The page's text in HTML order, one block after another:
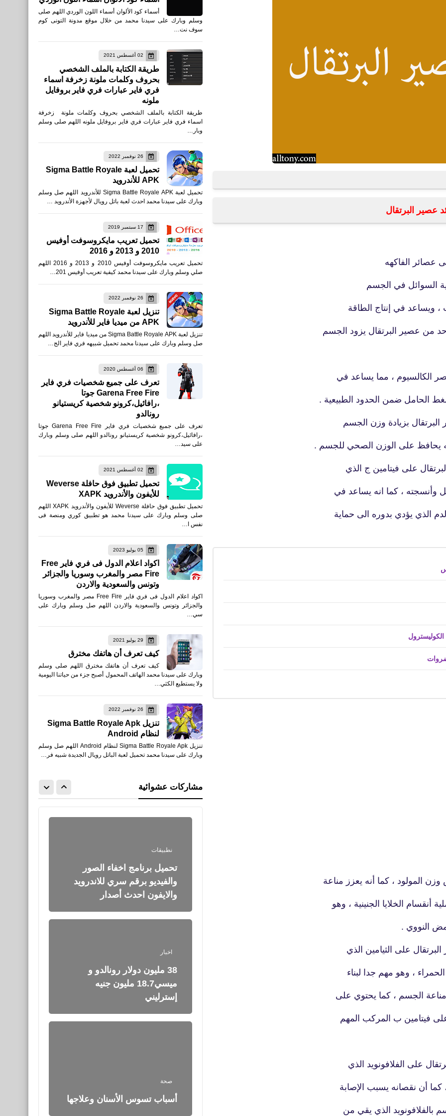
عصير البرتقال
عصائر الفاكهه
السوائل في الجسم
ويساعد في إنتاج الطاقة
عصير البرتقال يزود الجسم
الكالسيوم ، مما يساعد في
الحامل ضمن الحدود الطبيعية .
بزيادة وزن الجسم
يحافظ على الوزن الصحي للجسم .
على فيتامين ج الذي
وأنسجته ، كما انه يساعد في
الذي يؤدي بدوره الى حماية
المولود ، كما أنه يعزز مناعة
الخلايا الجنينية ، وهو
النووي .
على الثيامين الذي
، وهو مهم جدا لبناء
مناعة الجسم ، كما يحتوي على
على فيتامين ب المركب المهم
على الفلافونويد الذي
أن نقصانه يسبب الإصابة
بالفلافونويد الذي يقي من
أسماء كود الألوان أسماء اللون الوردي اللهم صلى
وسلم وبارك على سيدنا محمد من خلال موقع مدونة التونى كوم
سوف نت…
02 أغسطس 2021
طريقة الكتابة بالملف الشخصي
بحروف وكلمات ملونة زخرفة اسماء
فري فاير عبارات فري فاير بروفايل
ملونه
طريقة الكتابة بالملف الشخصي بحروف وكلمات ملونة زخرفة
اسماء فري فاير عبارات فري فاير بروفايل ملونه اللهم صلى وسلم
وبار…
26 نوفمبر 2022
تحميل لعبة Sigma Battle Royale
APK للأندرويد
تحميل لعبة Sigma Battle Royale APK للأندرويد اللهم صل وسلم
وبارك على سيدنا محمد احدث لعبة باتل رويال لأجهزة الأندرويد …
17 سبتمبر 2019
تحميل تعريب مايكروسوفت أوفيس
2010 و 2013 و 2016
تحميل تعريب مايكروسوفت أوفيس 2010 و 2013 و 2016 اللهم
صلي وسلم وبارك على سيدنا محمد كيفية تعريب أوفيس 201…
26 نوفمبر 2022
تنزيل لعبة Sigma Battle Royale
APK من ميديا فاير للأندرويد
تنزيل لعبة Sigma Battle Royale APK من ميديا فاير للأندرويد اللهم
صل وسلم وبارك على سيدنا محمد تحميل شبيهه فري فاير الج…
06 أغسطس 2020
تعرف على جميع شخصيات فري فاير
Garena Free Fire جوتا
،رافائيل،كرونو شخصية كريستيانو
رونالدو
تعرف على جميع شخصيات فري فاير Garena Free Fire جوتا
،رافائيل،كرونو شخصية كريستيانو رونالدو اللهم صلى وسلم وبارك
على سيد…
02 أغسطس 2021
تحميل تطبيق فوق حافلة Weverse
للأيفون والأندرويد XAPK
تحميل تطبيق فوق حافلة Weverse للأيفون والأندرويد XAPK اللهم
صلى وسلم وبارك على سيدنا محمد هو تطبيق كوري ومنصة فى
نفس ا…
05 يوليو 2023
اكواد اعلام الدول فى فري فاير Free
Fire مصر والمغرب وسوريا والجزائر
وتونس والسعودية والاردن
اكواد اعلام الدول فى فري فاير Free Fire مصر والمغرب وسوريا
والجزائر وتونس والسعودية والاردن اللهم صل وسلم وبارك على
سي…
29 يوليو 2021
كيف تعرف أن هاتفك مخترق
كيف تعرف أن هاتفك مخترق اللهم صلى وسلم
وبارك على سيدنا محمد الهاتف المحمول أصبح جزء من حياتنا اليومية
ولا يستطيع الكثي…
26 نوفمبر 2022
تنزيل Sigma Battle Royale Apk
لنظام Android
تنزيل Sigma Battle Royale Apk لنظام Android اللهم صل وسلم
وبارك على سيدنا محمد تحميل لعبة الباتل رويال الجديدة شبيه فر…
مشاركات عشوائية
اخبار
فيديو حسني مبارك يظهر لأول
مرة منذ عام 2011 ويتحدث عن
حرب أكتوبر 1973
17 أكتوبر 2019
نطبيقات
تحميل برنامج اخفاء الصور
والفيديو برقم سري للاندرويد
والايفون احدث أصدار
38 مليون دولار رونالدو و
ميسي18.7 مليون جنيه
إسترليني
صحة
أسباب تسوس الأسنان وعلاجها
fovtech
اخبار
قائمة حسابات الأكثر متابعة
على Facebook
اخبار
مرة منذ عام 2011 ويتحدث عن
حرب أكتوبر 1973
نطبيقات
تحميل برنامج اخفاء الصور
والفيديو برقم سري للاندرويد
والايفون احدث أصدار
اخبار
38 مليون دولار رونالدو و
ميسي18.7 مليون جنيه
إسترليني
صحة
أسباب تسوس الأسنان وعلاجها